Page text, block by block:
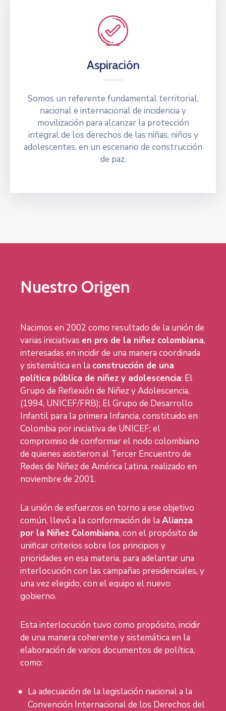
Aspiración
Somos un referente fundamental territorial,
nacional e internacional de incidencia y
movilización para alcanzar la protección
integral de los derechos de las niñas, niños y
adolescentes, en un escenario de construcción
de paz.
Nuestro Origen
Nacimos en 2002 como resultado de la unión de
varias iniciativas en pro de la niñez colombiana,
interesadas en incidir de una manera coordinada
y sistemática en la construcción de una
política pública de niñez y adolescencia: El
Grupo de Reflexión de Niñez y Adolescencia,
(1994, UNICEF/FRB); El Grupo de Desarrollo
Infantil para la primera Infancia, constituido en
Colombia por iniciativa de UNICEF; el
compromiso de conformar el nodo colombiano
de quienes asistieron al Tercer Encuentro de
Redes de Niñez de América Latina, realizado en
noviembre de 2001.
La unión de esfuerzos en torno a ese objetivo
común, llevó a la conformación de la Alianza
por la Niñez Colombiana, con el propósito de
unificar criterios sobre los principios y
prioridades en esa materia, para adelantar una
interlocución con las campañas presidenciales, y
una vez elegido, con el equipo el nuevo
gobierno.
Esta interlocución tuvo como propósito, incidir
de una manera coherente y sistemática en la
elaboración de varios documentos de política,
como:
La adecuación de la legislación nacional a la
Convención Internacional de los Derechos del